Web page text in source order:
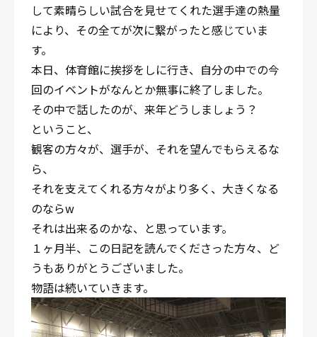
して素晴らしい試合を見せてくれた選手達の熱量
により、その全てが次に繋がったと感じていま
す。
本日、体育館に挨拶をしに行き、自分の中での今
回のイベントがなんとか無事に終了しました。
その中で話したのが、来年どうしましょう？
ということ、
観客の方々が、選手が、それを望んでもらえるな
ら、
それを支えてくれる方々がより多く、大きくなる
のならw
それは出来るのかな、と思っています。
１ヶ月半、この日記を読んでくださった方々、ど
うもありがとうございました。
物語は続いていきます。